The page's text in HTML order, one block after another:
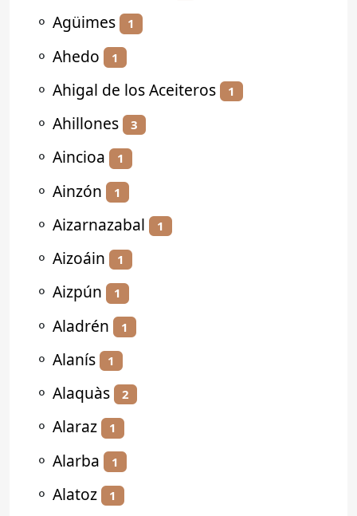
⚬ Agüimes 1
⚬ Ahedo 1
⚬ Ahigal de los Aceiteros 1
⚬ Ahillones 3
⚬ Aincioa 1
⚬ Ainzón 1
⚬ Aizarnazabal 1
⚬ Aizoáin 1
⚬ Aizpún 1
⚬ Aladrén 1
⚬ Alanís 1
⚬ Alaquàs 2
⚬ Alaraz 1
⚬ Alarba 1
⚬ Alatoz 1